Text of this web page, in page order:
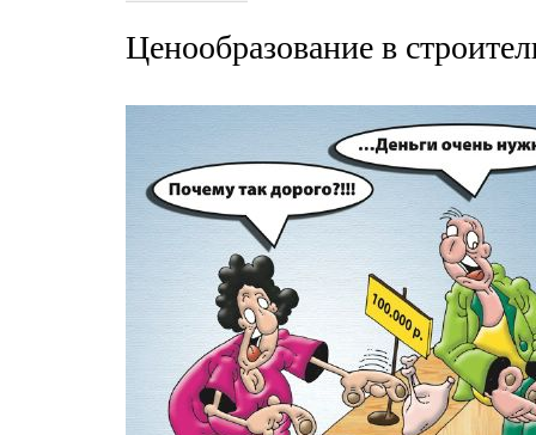
Ценообразование в